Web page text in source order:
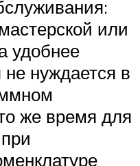
или
удобнее
не нуждается в
же время для